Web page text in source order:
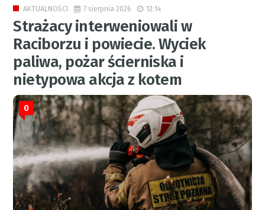
AKTUALNOŚCI 7 sierpnia 2026 12:14
Strażacy interweniowali w
Raciborzu i powiecie. Wyciek
paliwa, pożar ścierniska i
nietypowa akcja z kotem
0